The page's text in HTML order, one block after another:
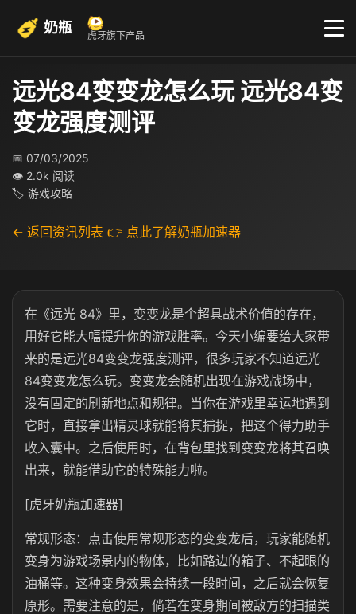
奶瓶 虎牙旗下产品
远光84变变龙怎么玩 远光84变
变龙强度测评
📅 07/03/2025
👁 2.0k 阅读
🏷 游戏攻略
← 返回资讯列表 👉 点此了解奶瓶加速器
在《远光 84》里，变变龙是个超具战术价值的存在，
用好它能大幅提升你的游戏胜率。今天小编要给大家带
来的是远光84变变龙强度测评，很多玩家不知道远光
84变变龙怎么玩。变变龙会随机出现在游戏战场中，
没有固定的刷新地点和规律。当你在游戏里幸运地遇到
它时，直接拿出精灵球就能将其捕捉，把这个得力助手
收入囊中。之后使用时，在背包里找到变变龙将其召唤
出来，就能借助它的特殊能力啦。
[虎牙奶瓶加速器]
常规形态：点击使用常规形态的变变龙后，玩家能随机
变身为游戏场景内的物体，比如路边的箱子、不起眼的
油桶等。这种变身效果会持续一段时间，之后就会恢复
原形。需要注意的是，倘若在变身期间被敌方的扫描类